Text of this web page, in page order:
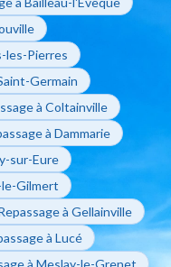
les-Pierres
Germain
à Coltainville
à Dammarie
sur-Eure
le-Gilmert
à Gellainville
à Lucé
à Meslay-le-Grenet